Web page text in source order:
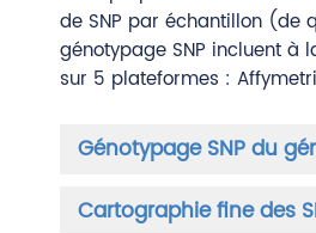
de SNP par échantillon (de
génotypage SNP incluent à
sur 5 plateformes :
Génotypage SNP du
Cartographie fine des